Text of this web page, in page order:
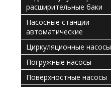
расширительные баки
Насосные станции
автоматические
Циркуляционные насосы
Погружные насосы
Поверхностные насосы